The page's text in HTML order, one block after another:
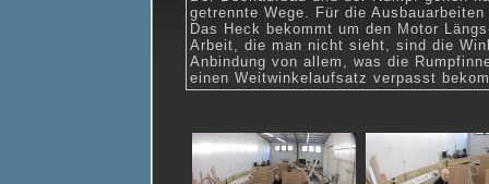
getrennte Wege. Für die
Das Heck bekommt um den Motor
Arbeit, die man nicht sieht, sind die
Anbindung von allem, was die
einen Weitwinkelaufsatz verpasst